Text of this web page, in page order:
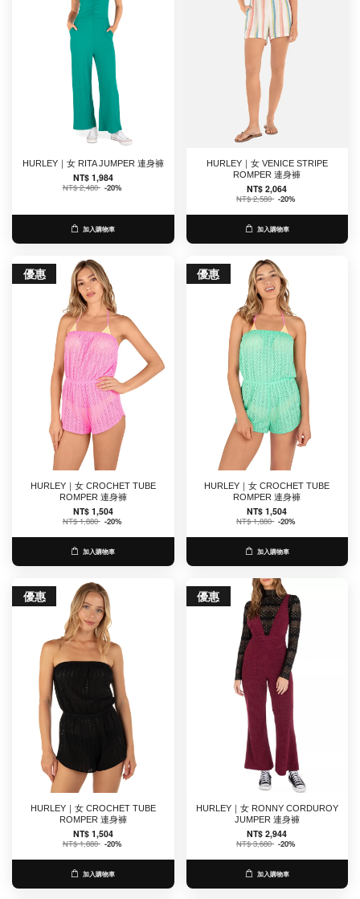
HURLEY｜女 RITA JUMPER 連身褲
NT$ 1,984
NT$ 2,480 -20%
加入購物車
HURLEY｜女 VENICE STRIPE
ROMPER 連身褲
NT$ 2,064
NT$ 2,580 -20%
加入購物車
優惠
HURLEY｜女 CROCHET TUBE
ROMPER 連身褲
NT$ 1,504
NT$ 1,880 -20%
加入購物車
優惠
HURLEY｜女 CROCHET TUBE
ROMPER 連身褲
NT$ 1,504
NT$ 1,880 -20%
加入購物車
優惠
HURLEY｜女 CROCHET TUBE
ROMPER 連身褲
NT$ 1,504
NT$ 1,880 -20%
加入購物車
優惠
HURLEY｜女 RONNY CORDUROY
JUMPER 連身褲
NT$ 2,944
NT$ 3,680 -20%
加入購物車